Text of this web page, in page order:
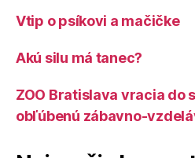
Vtip o psíkovi a mačičke
Akú silu má tanec?
ZOO Bratislava vracia do
obľúbenú zábavno-